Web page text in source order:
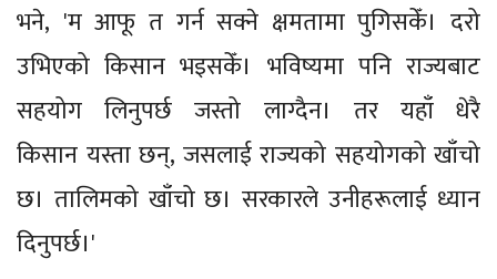
भने, 'म आफू त गर्न सक्ने क्षमतामा पुगिसकेँ। दरो
उभिएको किसान भइसकेँ। भविष्यमा पनि राज्यबाट
सहयोग लिनुपर्छ जस्तो लाग्दैन। तर यहाँ धेरै
किसान यस्ता छन्, जसलाई राज्यको सहयोगको खाँचो
छ। तालिमको खाँचो छ। सरकारले उनीहरूलाई ध्यान
दिनुपर्छ।'